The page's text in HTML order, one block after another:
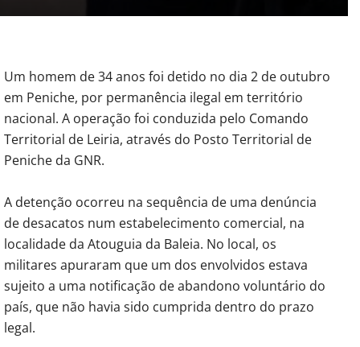
Um homem de 34 anos foi detido no dia 2 de outubro
em Peniche, por permanência ilegal em território
nacional. A operação foi conduzida pelo Comando
Territorial de Leiria, através do Posto Territorial de
Peniche da GNR.
A detenção ocorreu na sequência de uma denúncia
de desacatos num estabelecimento comercial, na
localidade da Atouguia da Baleia. No local, os
militares apuraram que um dos envolvidos estava
sujeito a uma notificação de abandono voluntário do
país, que não havia sido cumprida dentro do prazo
legal.